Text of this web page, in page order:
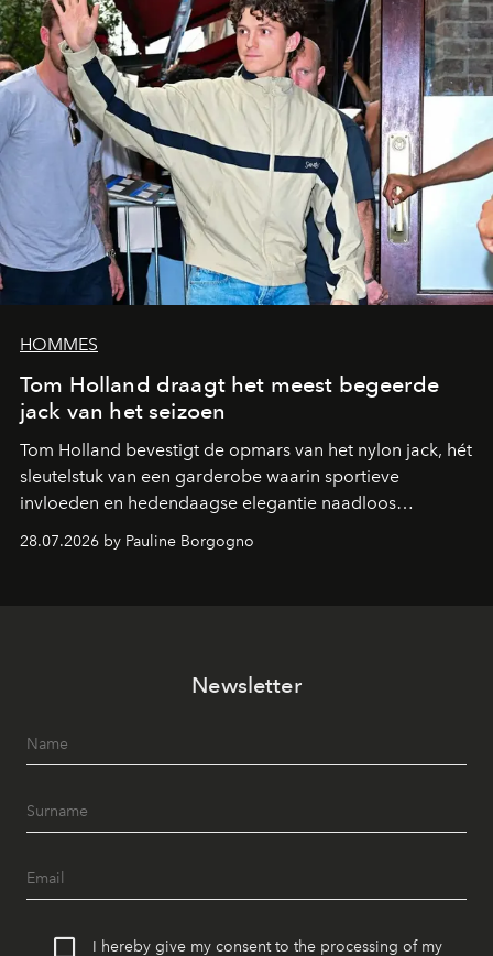
HOMMES
Tom Holland draagt het meest begeerde
jack van het seizoen
Tom Holland bevestigt de opmars van het nylon jack, hét
sleutelstuk van een garderobe waarin sportieve
invloeden en hedendaagse elegantie naadloos
samenkomen.
28.07.2026 by Pauline Borgogno
Newsletter
I hereby give my consent to the processing of my